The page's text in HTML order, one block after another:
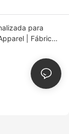
para
| Fábrica